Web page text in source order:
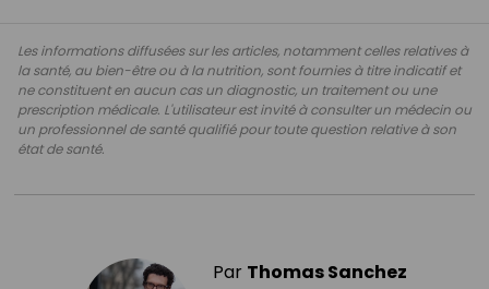
Les informations diffusées sur les articles, notamment celles relatives à
la santé, au bien-être ou à la nutrition, sont fournies à titre indicatif et
ne constituent en aucun cas un diagnostic, un traitement ou une
prescription médicale. L'utilisateur est invité à consulter un médecin ou
un professionnel de santé qualifié pour toute question relative à son
état de santé.
Par Thomas Sanchez